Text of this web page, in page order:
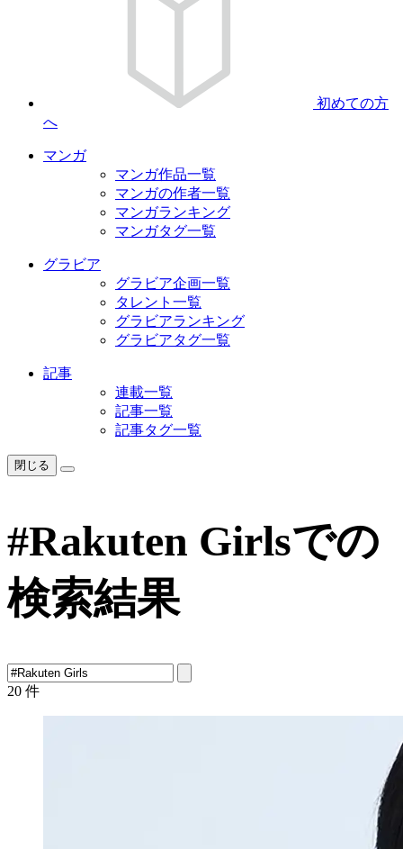
初めての方
へ
マンガ
マンガ作品一覧
マンガの作者一覧
マンガランキング
マンガタグ一覧
グラビア
グラビア企画一覧
タレント一覧
グラビアランキング
グラビアタグ一覧
記事
連載一覧
記事一覧
記事タグ一覧
閉じる
#Rakuten Girlsでの
検索結果
20 件